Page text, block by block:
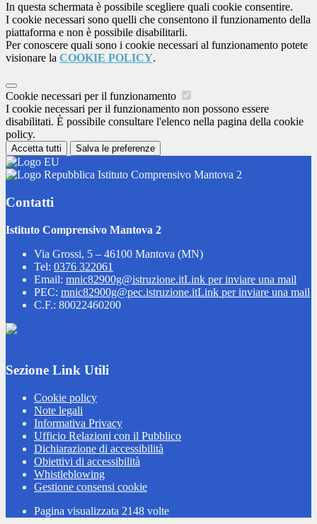
In questa schermata è possibile scegliere quali cookie consentire.
I cookie necessari sono quelli che consentono il funzionamento della
piattaforma e non è possibile disabilitarli.
Per conoscere quali sono i cookie necessari al funzionamento potete
visionare la COOKIE POLICY.
Cookie necessari per il funzionamento
I cookie necessari per il funzionamento non possono essere
disabilitati. È possibile consultare l'elenco nella pagina della cookie
policy.
Accetta tutti Salva le preferenze
Istituto Comprensivo Mantova 2
Contatti
Istituto Comprensivo Mantova 2
Via Grossi, 5 – 46100 Mantova (MN)
Tel: 0376 322061
Email: mnic82900g@istruzione.itLink per inviare una mail
PEC: mnic82900g@pec.istruzione.itLink per inviare una mail
C.F.: 80022460200
Sezione Link Utili
Cookie policy
Note legali
Informativa Privacy
Ufficio Relazioni con il Pubblico
Dichiarazione di accessibilità
Obiettivi di accessibilità
Whistleblowing
Gestione consensi cookie
Pagina visualizzata 2148 volte